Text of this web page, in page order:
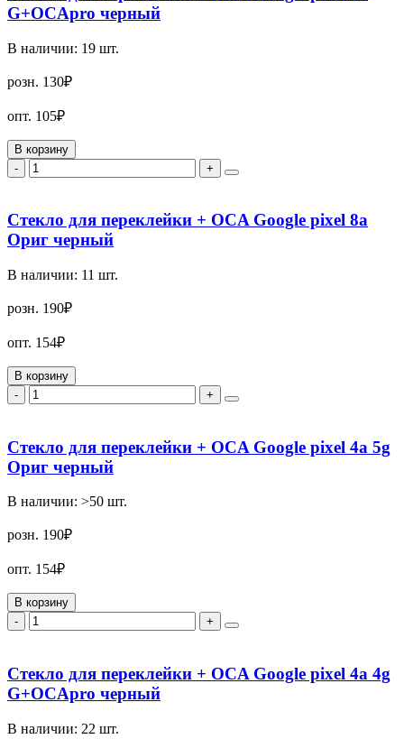
G+OCApro черный
В наличии: 19 шт.
розн. 130₽
опт. 105₽
В корзину
-
+
Стекло для переклейки + OCA Google pixel 8a
Ориг черный
В наличии: 11 шт.
розн. 190₽
опт. 154₽
В корзину
-
+
Стекло для переклейки + OCA Google pixel 4a 5g
Ориг черный
В наличии: >50 шт.
розн. 190₽
опт. 154₽
В корзину
-
+
Стекло для переклейки + OCA Google pixel 4a 4g
G+OCApro черный
В наличии: 22 шт.